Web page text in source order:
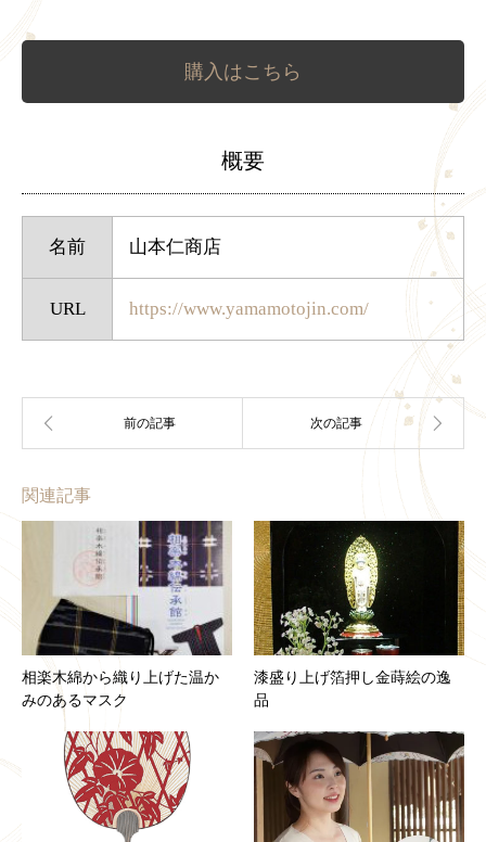
購入はこちら
概要
名前 山本仁商店
URL https://www.yamamotojin.com/
関連記事
相楽木綿から織り上げた温か
みのあるマスク
漆盛り上げ箔押し金蒔絵の逸
品